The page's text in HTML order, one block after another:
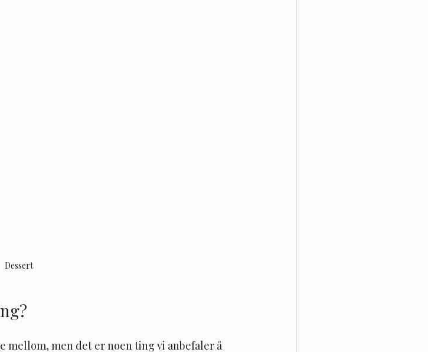
Dessert
mellom, men det er noen ting vi anbefaler å